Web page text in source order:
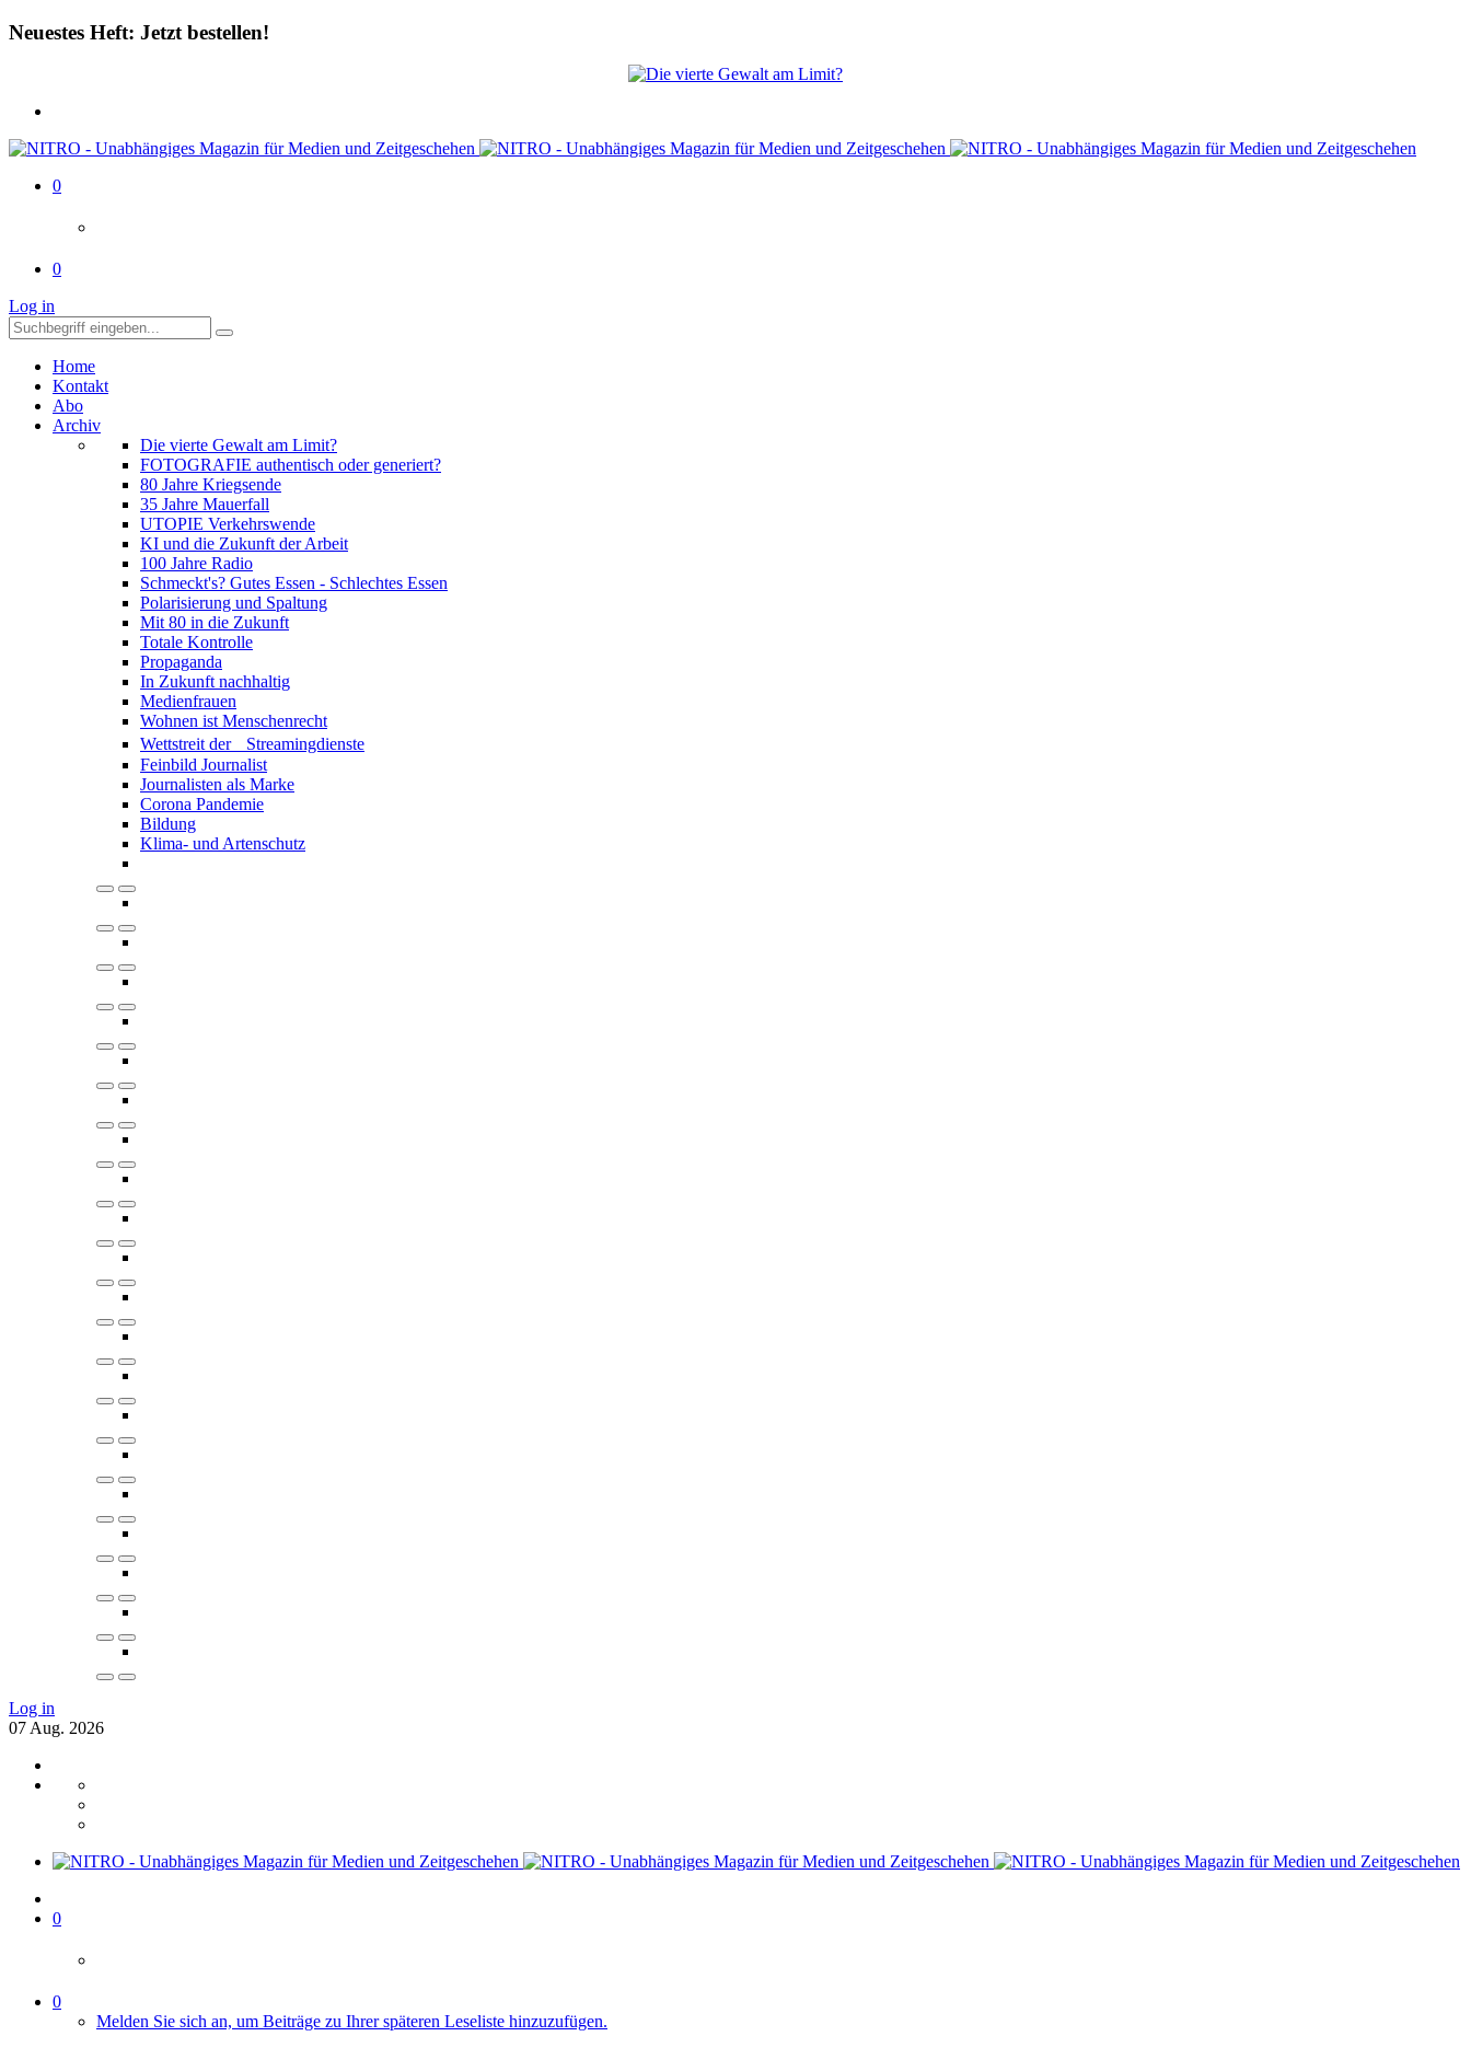
Neuestes Heft: Jetzt bestellen!
0
0
Log in
Home
Kontakt
Abo
Archiv
Die vierte Gewalt am Limit?
FOTOGRAFIE authentisch oder generiert?
80 Jahre Kriegsende
35 Jahre Mauerfall
UTOPIE Verkehrswende
KI und die Zukunft der Arbeit
100 Jahre Radio
Schmeckt's? Gutes Essen - Schlechtes Essen
Polarisierung und Spaltung
Mit 80 in die Zukunft
Totale Kontrolle
Propaganda
In Zukunft nachhaltig
Medienfrauen
Wohnen ist Menschenrecht
Wettstreit der Streamingdienste
Feinbild Journalist
Journalisten als Marke
Corona Pandemie
Bildung
Klima- und Artenschutz
Log in
07 Aug. 2026
0
0
Melden Sie sich an, um Beiträge zu Ihrer späteren Leseliste hinzuzufügen.